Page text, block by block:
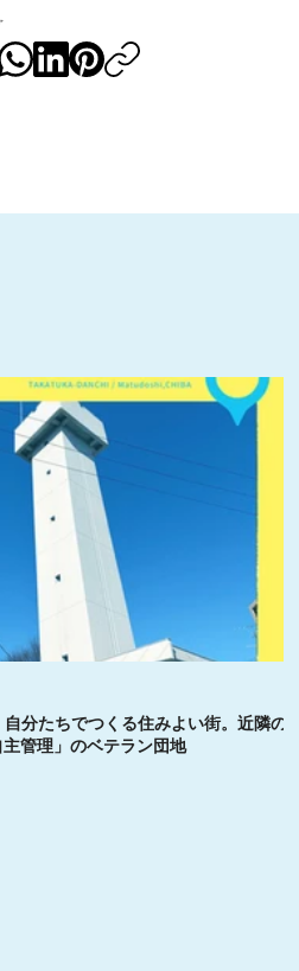
分たちでつくる住みよい街。近隣の
管理」のベテラン団地